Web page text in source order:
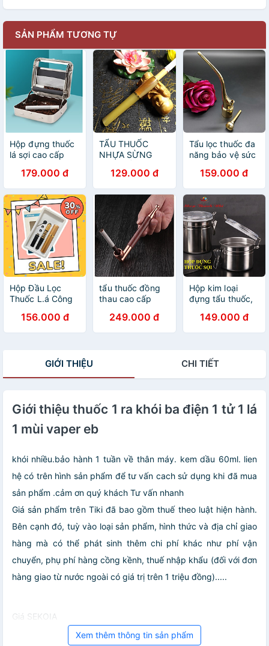
SẢN PHẨM TƯƠNG TỰ
Hộp đựng thuốc
lá sợi cao cấp
179.000 đ
TẨU THUỐC
NHỰA SỪNG
LỌC THUỐC BẢO
VỆ SỨC KHỎE
129.000 đ
Tẩu lọc thuốc đa
năng bảo vệ sức
159.000 đ
Hộp Đầu Lọc
Thuốc L.á Công
Bản, Đầu Lọc Đa
Năng Dùng
Vừa & Nhỏ. Sử
156.000 đ
tẩu thuốc đồng
thau cao cấp
sợi và diếu đều
được
249.000 đ
Hộp kim loại
đựng tẩu thuốc,
Thành Nhi
STN7474
149.000 đ
GIỚI THIỆU CHI TIẾT
Giới thiệu thuốc 1 ra khói ba điện 1 tử 1 lá
1 mùi vaper eb
khói nhiều.bảo hành 1 tuần về thân máy. kem dầu 60ml. lien
hệ có trên hình sản phẩm để tư vấn cach sử dụng khi đã mua
sản phẩm .cảm ơn quý khách Tư vấn nhanh
Giá sản phẩm trên Tiki đã bao gồm thuế theo luật hiện hành.
Bên cạnh đó, tuỳ vào loại sản phẩm, hình thức và địa chỉ giao
hàng mà có thể phát sinh thêm chi phí khác như phí vận
chuyển, phụ phí hàng cồng kềnh, thuế nhập khẩu (đối với đơn
hàng giao từ nước ngoài có giá trị trên 1 triệu đồng).....
Giá SEKOIA
Xem thêm thông tin sản phẩm